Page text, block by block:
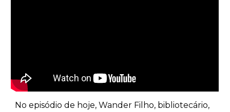
No episódio de hoje, Wander Filho, bibliotecário,